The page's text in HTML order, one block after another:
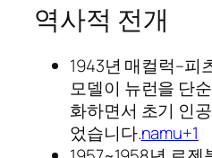
역사적 전개
1943년 매컬럭–
모델이 뉴런을 단
화하면서 초기 인
었습니다.namu+1